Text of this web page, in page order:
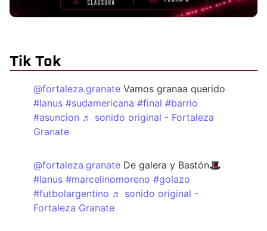
Tik Tok
@fortaleza.granate Vamos granaa querido
#lanus #sudamericana #final #barrio
#asuncion ♬ sonido original - Fortaleza
Granate
@fortaleza.granate De galera y Bastón🎩
#lanus #marcelinomoreno #golazo
#futbolargentino ♬ sonido original -
Fortaleza Granate